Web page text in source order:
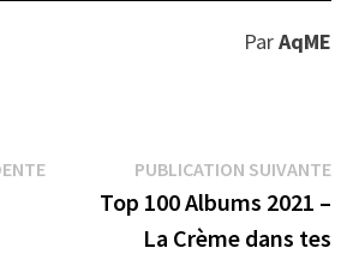
ParAqME
Publication
précédente :
PUBLICATION SUIVANTE
Top 100 Albums 2021 –
La Crème dans tes